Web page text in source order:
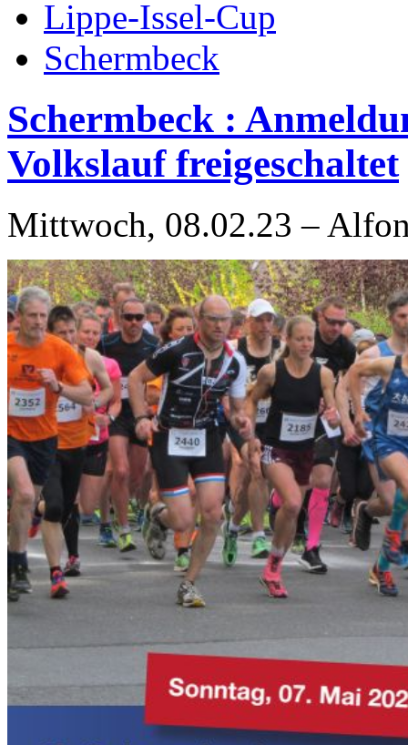
Lippe-Issel-Cup
Schermbeck
Schermbeck :
Volkslauf freigeschaltet
Mittwoch, 08.02.23 –